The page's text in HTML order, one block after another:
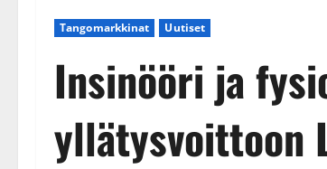
Tangomarkkinat Uutiset
Insinööri ja
yllätysvoittoon